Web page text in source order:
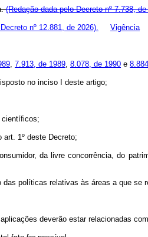
(Redação dada pelo Decreto nº 7.738,
nº 12.881, de 2026). Vigência
, 7.913, de 1989, 8.078, de 1990 e
no inciso I deste artigo;
científicos;
1º deste Decreto;
da livre concorrência, do
políticas relativas às áreas a que se
deverão estar relacionadas